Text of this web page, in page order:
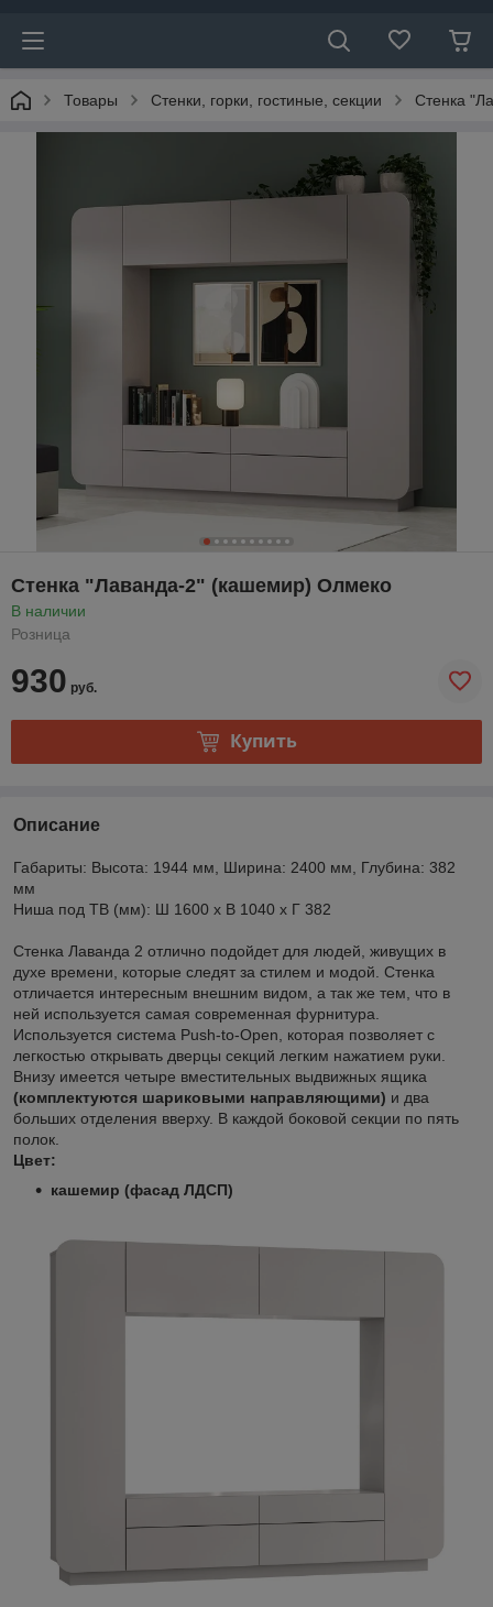
Товары Стенки, горки, гостиные, секции Стенка
Стенка "Лаванда-2" (кашемир) Олмеко
В наличии
Розница
930 руб.
Купить
Описание
Габариты: Высота: 1944 мм, Ширина: 2400 мм, Глубина: 382
мм
Ниша под ТВ (мм): Ш 1600 x В 1040 x Г 382
Стенка Лаванда 2 отлично подойдет для людей, живущих в
духе времени, которые следят за стилем и модой. Стенка
отличается интересным внешним видом, а так же тем, что в
ней используется самая современная фурнитура.
Используется система Push-to-Open, которая позволяет с
легкостью открывать дверцы секций легким нажатием руки.
Внизу имеется четыре вместительных выдвижных ящика
(комплектуются шариковыми направляющими) и два
больших отделения вверху. В каждой боковой секции по пять
полок.
Цвет:
кашемир (фасад ЛДСП)